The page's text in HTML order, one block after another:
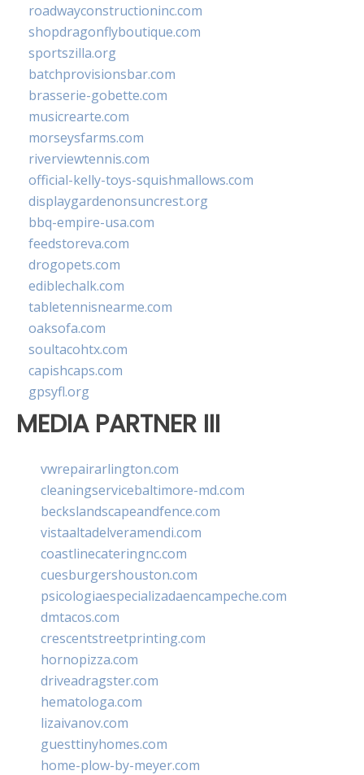
roadwayconstructioninc.com
shopdragonflyboutique.com
sportszilla.org
batchprovisionsbar.com
brasserie-gobette.com
musicrearte.com
morseysfarms.com
riverviewtennis.com
official-kelly-toys-squishmallows.com
displaygardenonsuncrest.org
bbq-empire-usa.com
feedstoreva.com
drogopets.com
ediblechalk.com
tabletennisnearme.com
oaksofa.com
soultacohtx.com
capishcaps.com
gpsyfl.org
MEDIA PARTNER III
vwrepairarlington.com
cleaningservicebaltimore-md.com
beckslandscapeandfence.com
vistaaltadelveramendi.com
coastlinecateringnc.com
cuesburgershouston.com
psicologiaespecializadaencampeche.com
dmtacos.com
crescentstreetprinting.com
hornopizza.com
driveadragster.com
hematologa.com
lizaivanov.com
guesttinyhomes.com
home-plow-by-meyer.com